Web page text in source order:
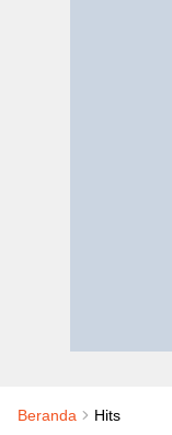
Beranda Hits